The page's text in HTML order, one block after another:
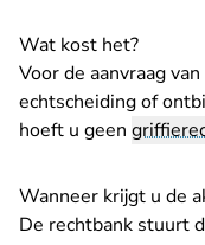
Wat kost het?
Voor de aanvraag van
echtscheiding of
hoeft u geen
Wanneer krijgt u de
De rechtbank stuurt